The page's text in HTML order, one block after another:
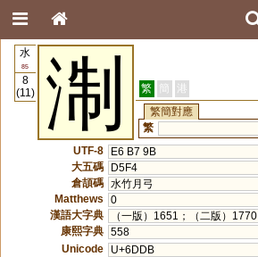
水
85
8
(11)
淛 繁 簡 港
繁簡對應
繁
UTF-8
E6 B7 9B
大五碼
D5F4
倉頡碼 水竹月弓
Matthews
0
漢語大字典
（一版）1651；（二版）1770
康熙字典 558
Unicode
U+6DDB